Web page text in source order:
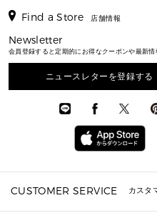
ウェア
アクセサリー
アクセサリー
メンズ バッグ
メンズ 財布・小物
メンズ シューズ
メンズ ウェア
メンズ 時計・その他
▶ メンズすべて
メンズバッグ
メンズ財布・小物
メンズアクセサリー
メンズウェア
トラベル
通勤・通学アイテム
3 IN 1 / 2 IN 1 バッグ
▶ メンズすべて
▶ メンズすべて
▶ メンズすべて
▶ メンズすべて
シューズレビュー ▸
新着
日本限定
▶ バッグすべて
通勤・通学アイテム
3 IN 1 バッグ
ミニ財布・フラグメントケース
▶ 小物すべて
財布・小物
時計・ジュエリー
アクセサリー
▶ すべて
スタイリング
エディターレビュー
Find a Store 店舗情報
Newsletter
会員登録すると定期的にお得なクーポンや最新情
ニュースレターを登録する
CUSTOMER SERVICE カスタ